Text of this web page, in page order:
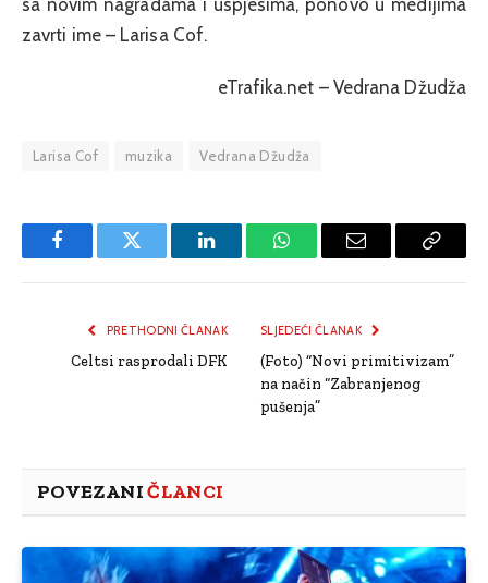
zavrti ime – Larisa Cof.
eTrafika.net – Vedrana Džudža
Larisa Cof muzika Vedrana Džudža
FacebookTwitter LinkedInWhatsAppEmail
Copy
PRETHODNI ČLANAK
Celtsi rasprodali DFK
SLJEDEĆI ČLANAK
(Foto) “Novi primitivizam”
na način “Zabranjenog
pušenja”
POVEZANIČLANCI